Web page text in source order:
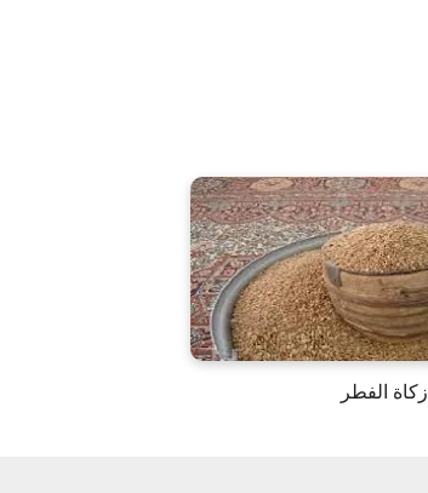
زكاة الفطر